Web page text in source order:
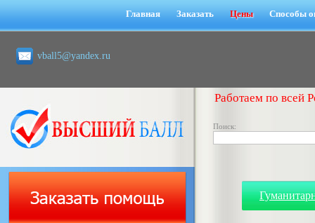
Главная Заказать Цены Способы
vball5@yandex.ru
Работаем по всей
Поиск: